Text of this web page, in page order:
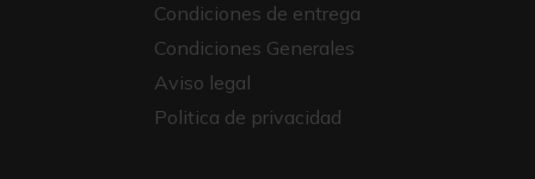
Condiciones de entrega
Condiciones Generales
Aviso legal
Politica de privacidad